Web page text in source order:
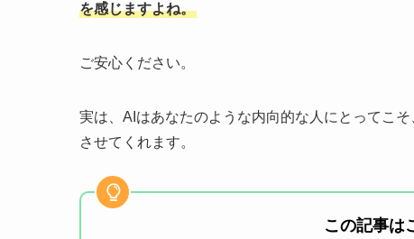
を感じますよね。
ご安心ください。
実は、AIはあなたのような内向的な人にとってこそ
させてくれます。
この記事は